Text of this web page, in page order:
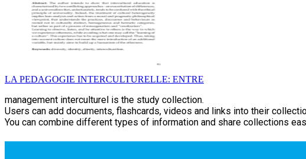
LA PEDAGOGIE INTERCULTURELLE: ENTRE
management interculturel is the study collection.
Users can add documents, flashcards, videos and links into their
You can combine different types of information and share collections